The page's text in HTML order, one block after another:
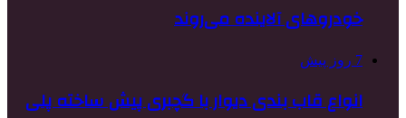
خودروهای آلاینده می‌روند
7 روز پیش
انواع قاب بندی دیوار با گچبری پیش ساخته پلی